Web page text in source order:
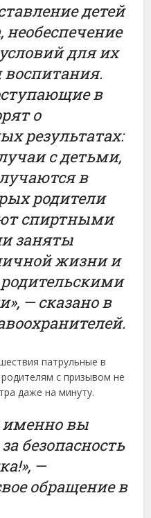
детей
необеспечение
для их
в
о
результатах:
с детьми,
в
родители
спиртными
заняты
жизни и
— сказано в
патрульные в
с призывом не
даже на минуту.
именно вы
безопасность
—
обращение в